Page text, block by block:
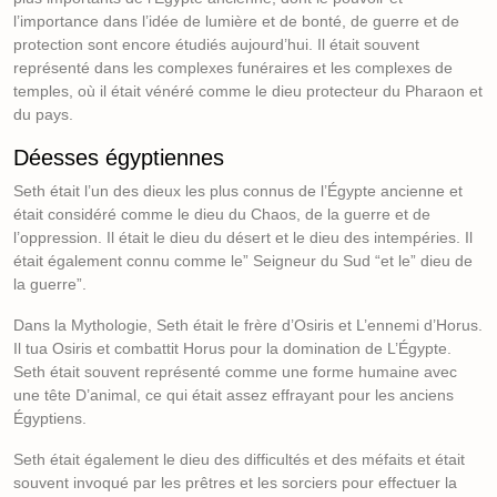
l’importance dans l’idée de lumière et de bonté, de guerre et de
protection sont encore étudiés aujourd’hui. Il était souvent
représenté dans les complexes funéraires et les complexes de
temples, où il était vénéré comme le dieu protecteur du Pharaon et
du pays.
Déesses égyptiennes
Seth était l’un des dieux les plus connus de l’Égypte ancienne et
était considéré comme le dieu du Chaos, de la guerre et de
l’oppression. Il était le dieu du désert et le dieu des intempéries. Il
était également connu comme le” Seigneur du Sud “et le” dieu de
la guerre”.
Dans la Mythologie, Seth était le frère d’Osiris et L’ennemi d’Horus.
Il tua Osiris et combattit Horus pour la domination de L’Égypte.
Seth était souvent représenté comme une forme humaine avec
une tête D’animal, ce qui était assez effrayant pour les anciens
Égyptiens.
Seth était également le dieu des difficultés et des méfaits et était
souvent invoqué par les prêtres et les sorciers pour effectuer la